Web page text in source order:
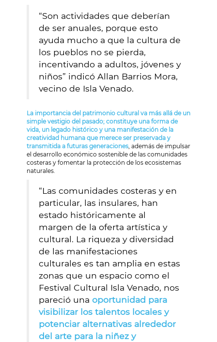
“Son actividades que deberían
de ser anuales, porque esto
ayuda mucho a que la cultura de
los pueblos no se pierda,
incentivando a adultos, jóvenes y
niños” indicó Allan Barrios Mora,
vecino de Isla Venado.
La importancia del patrimonio cultural va más allá de un
simple vestigio del pasado; constituye una forma de
vida, un legado histórico y una manifestación de la
creatividad humana que merece ser preservada y
transmitida a futuras generaciones , además de impulsar
el desarrollo económico sostenible de las comunidades
costeras y fomentar la protección de los ecosistemas
naturales.
“Las comunidades costeras y en
particular, las insulares, han
estado históricamente al
margen de la oferta artística y
cultural. La riqueza y diversidad
de las manifestaciones
culturales es tan amplia en estas
zonas que un espacio como el
Festival Cultural Isla Venado, nos
pareció una oportunidad para
visibilizar los talentos locales y
potenciar alternativas alrededor
del arte para la niñez y